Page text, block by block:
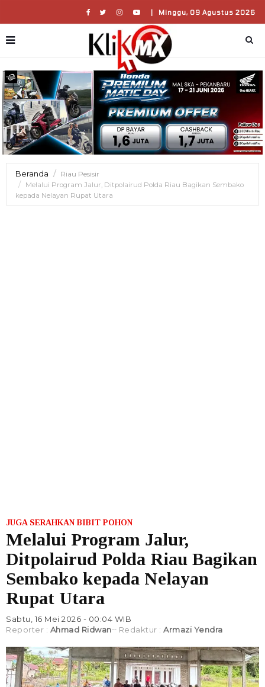
| Minggu, 09 Agustus 2026
Beranda
Riau Pesisir
Melalui Program Jalur, Ditpolairud Polda Riau Bagikan Sembako
kepada Nelayan Rupat Utara
JUGA SERAHKAN BIBIT POHON
Melalui Program Jalur,
Ditpolairud Polda Riau Bagikan
Sembako kepada Nelayan
Rupat Utara
Sabtu, 16 Mei 2026 - 00:04 WIB
Reporter : Ahmad Ridwan Redaktur : Armazi Yendra